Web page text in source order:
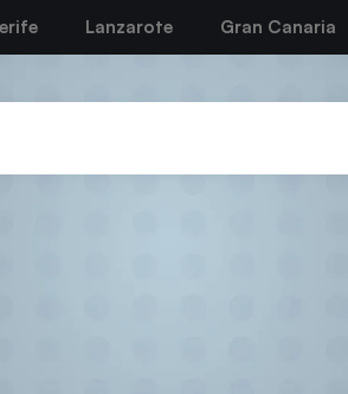
Lanzarote Gran Canaria